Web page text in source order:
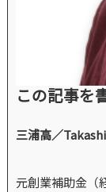
この記事を
三浦高／
元創業補助金（